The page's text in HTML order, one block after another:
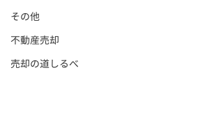
その他
不動産売却
売却の道しるべ